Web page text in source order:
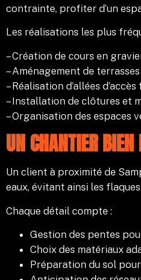
contrainte, profiter d’un
Les réalisations les plus
– Création de cours en
– Aménagement de
– Réalisation d’allées
– Installation de clôtures et
– Organisation des espaces
UN CHANTIER
Un client à proximité de
eaux, évitant ainsi les
Chaque détail compte :
Gestion des pentes
Choix des matériaux
Préparation du sol